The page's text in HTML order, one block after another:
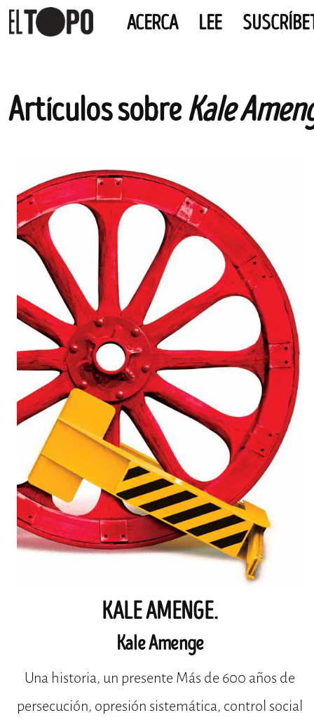
Skip
to
ACERCA LEE
Artículos sobreKale
KALE AMENGE.
Kale Amenge
Una historia, un presente Más de 600 años de
persecución, opresión sistemática, control social